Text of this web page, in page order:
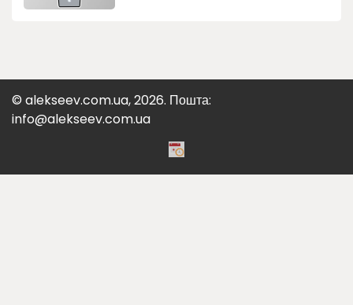
© alekseev.com.ua, 2026. Пошта:
info@alekseev.com.ua